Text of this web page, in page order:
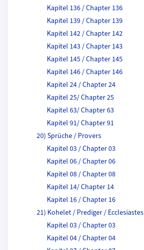
Kapitel 136 / Chapter 136
Kapitel 139 / Chapter 139
Kapitel 142 / Chapter 142
Kapitel 143 / Chapter 143
Kapitel 145 / Chapter 145
Kapitel 146 / Chapter 146
Kapitel 24 / Chapter 24
Kapitel 25/ Chapter 25
Kapitel 63/ Chapter 63
Kapitel 91/ Chapter 91
20) Sprüche / Provers
Kapitel 03 / Chapter 03
Kapitel 06 / Chapter 06
Kapitel 08 / Chapter 08
Kapitel 14/ Chapter 14
Kapitel 16 / Chapter 16
21) Kohelet / Prediger / Ecclesiastes
Kapitel 03 / Chapter 03
Kapitel 04 / Chapter 04